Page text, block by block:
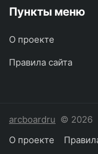
Пункты меню
О проекте
Правила сайта
arcboardru © 2026
О проекте